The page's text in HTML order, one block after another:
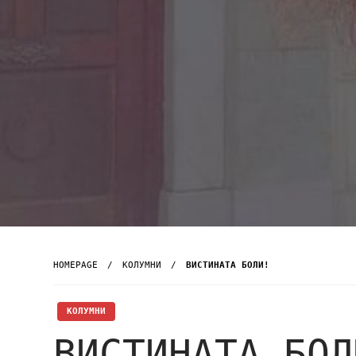
HOMEPAGE KОЛУМНИ ВИСТИНАТА БОЛИ!
KОЛУМНИ